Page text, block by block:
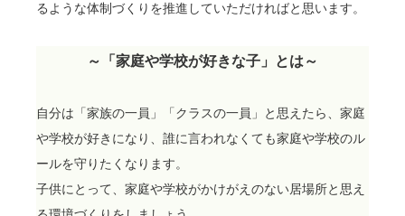
るような体制づくりを推進していただければと思います。
～「家庭や学校が好きな子」とは～
自分は「家族の一員」「クラスの一員」と思えたら、家庭
や学校が好きになり、誰に言われなくても家庭や学校のル
ールを守りたくなります。
子供にとって、家庭や学校がかけがえのない居場所と思え